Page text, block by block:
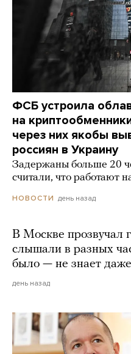
ФСБ устроила
на
через них якобы
россиян в Украину
Задержаны больше 20
считали, что работают
НОВОСТИ день назад
В Москве прозвучал
слышали в разных
было — не знает
день назад